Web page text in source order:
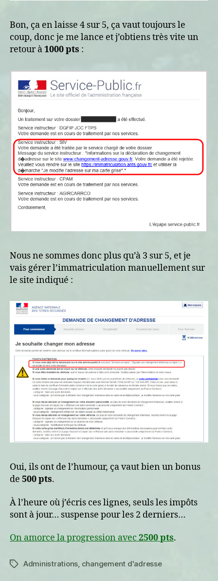
Bon, ça en laisse 4 sur 5, ça vaut toujours le
coup, donc je me lance et j’obtiens très vite un
retour à1000 pts :
Nous ne sommes donc plus qu’à 3 sur 5, et je
vais gérer l’immatriculation manuellement sur
le site indiqué :
Oui, ils ont de l’humour, ça vaut bien un bonus
de 500 pts.
À l’heure où j’écris ces lignes, seuls les impôts
sont à jour… suspense pour les 2 derniers…
On amorce la progression avec 2500 pts.
Étiquettes
Administrations, changement d'adresse